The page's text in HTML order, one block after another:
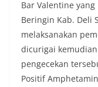
Bar Valentine
Beringin Kab. Deli
melaksanakan
dicurigai
pengecekan
Positif